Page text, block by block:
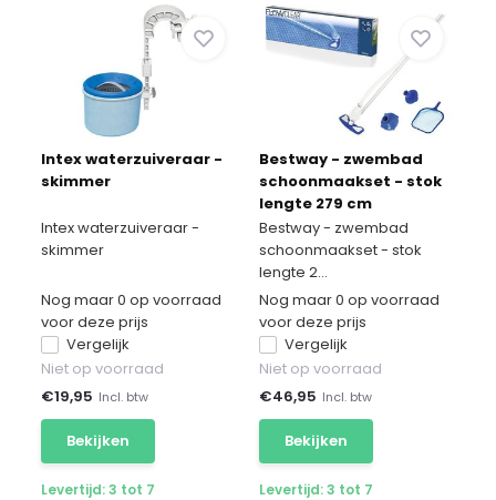
Intex waterzuiveraar -
skimmer
Intex waterzuiveraar -
skimmer
Nog maar 0 op voorraad
voor deze prijs
Vergelijk
Niet op voorraad
€19,95 Incl. btw
Bekijken
Levertijd: 3 tot 7
Bestway - zwembad
schoonmaakset - stok
lengte 279 cm
Bestway - zwembad
schoonmaakset - stok
lengte 2...
Nog maar 0 op voorraad
voor deze prijs
Vergelijk
Niet op voorraad
€46,95 Incl. btw
Bekijken
Levertijd: 3 tot 7